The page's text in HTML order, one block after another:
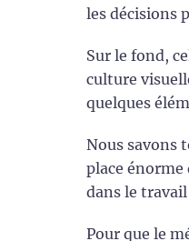
les décisions
Sur le fond,
culture
quelques
Nous savons
place énorme
dans le
Pour que le